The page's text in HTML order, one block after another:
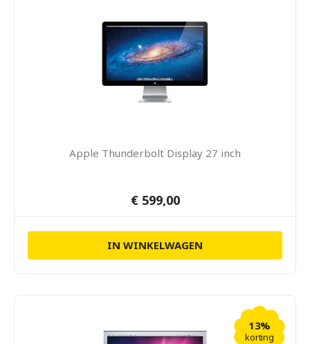
Apple Thunderbolt Display 27 inch
€ 599,00
IN WINKELWAGEN
13%
korting